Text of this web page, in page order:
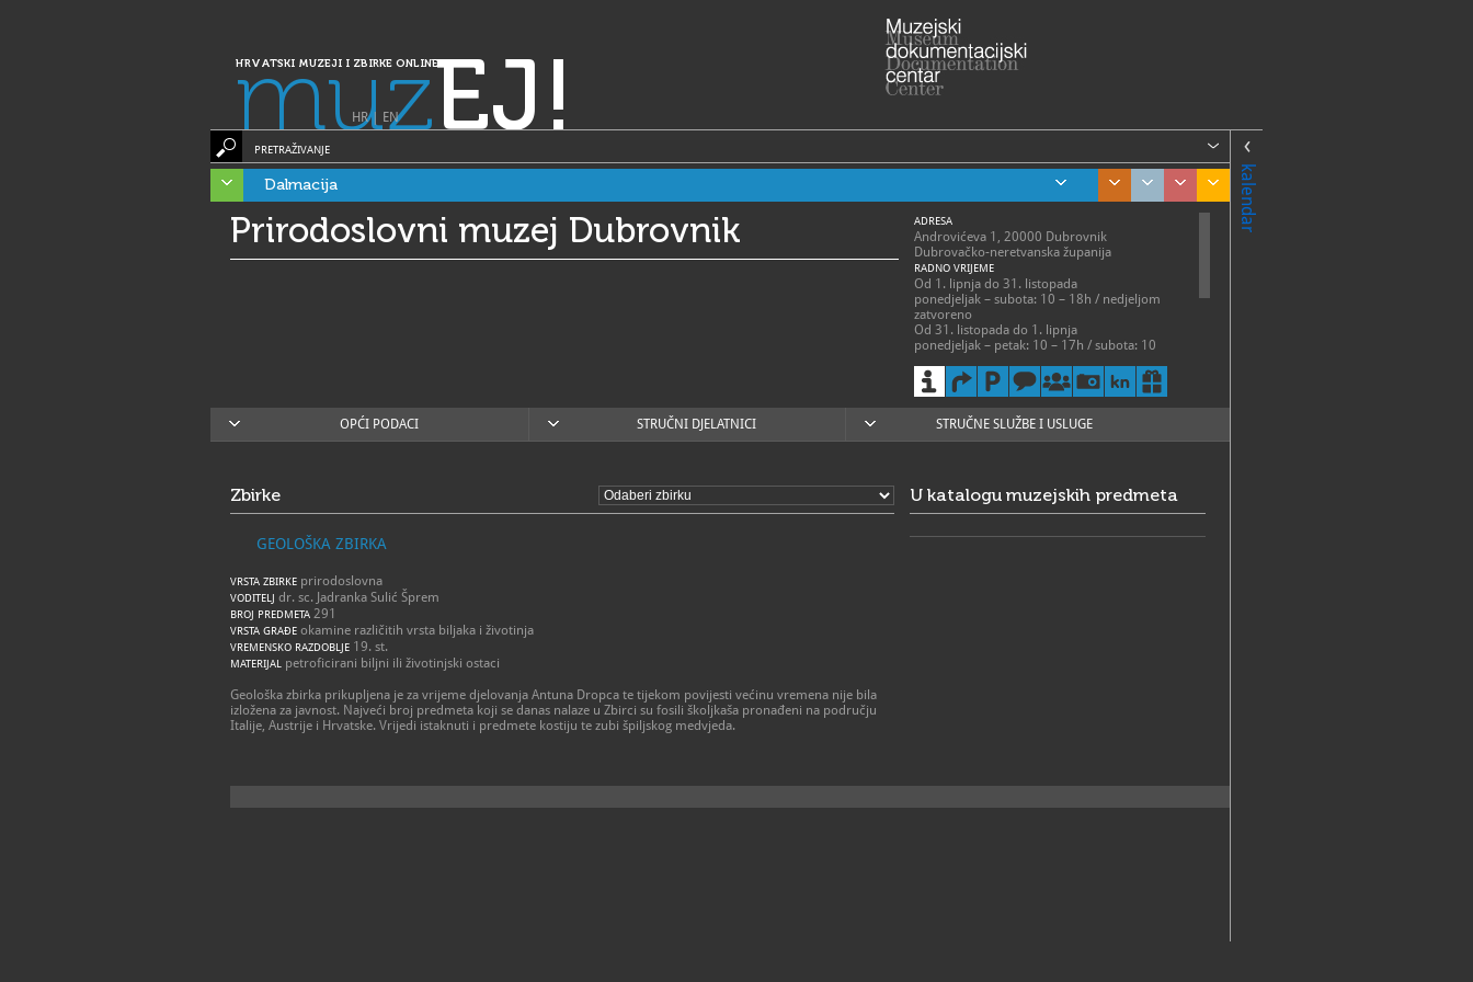
HRVATSKI MUZEJI I ZBIRKE ONLINE
muzEJ!
HR| EN
kalendar
PRETRAŽIVANJE
Dalmacija
Prirodoslovni muzej Dubrovnik ADRESA
Androvićeva 1, 20000 Dubrovnik
Dubrovačko-neretvanska županija
RADNO VRIJEME
Od 1. lipnja do 31. listopada
ponedjeljak – subota: 10 – 18h / nedjeljom
zatvoreno
Od 31. listopada do 1. lipnja
ponedjeljak – petak: 10 – 17h / subota: 10
020/324-888
F 020/324-888
info@pmd.hr, ravnatelj@pmd.hr
W https://pmd.hr/hr/pocetna/
OPĆI PODACI STRUČNI DJELATNICI STRUČNE SLUŽBE I USLUGE
Zbirke
GEOLOŠKA ZBIRKA
VRSTA ZBIRKE prirodoslovna
VODITELJ dr. sc. Jadranka Sulić Šprem
BROJ PREDMETA 291
VRSTA GRAĐE okamine različitih vrsta biljaka i životinja
VREMENSKO RAZDOBLJE 19. st.
MATERIJAL petroficirani biljni ili životinjski ostaci
Geološka zbirka prikupljena je za vrijeme djelovanja Antuna Dropca te tijekom povijesti većinu vremena nije bila
izložena za javnost. Najveći broj predmeta koji se danas nalaze u Zbirci su fosili školjkaša pronađeni na području
Italije, Austrije i Hrvatske. Vrijedi istaknuti i predmete kostiju te zubi špiljskog medvjeda.
U katalogu muzejskih predmeta